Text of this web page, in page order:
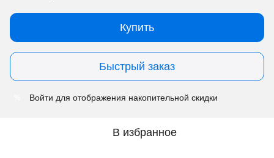
Купить
Быстрый заказ
Войти для отображения накопительной скидки
В избранное